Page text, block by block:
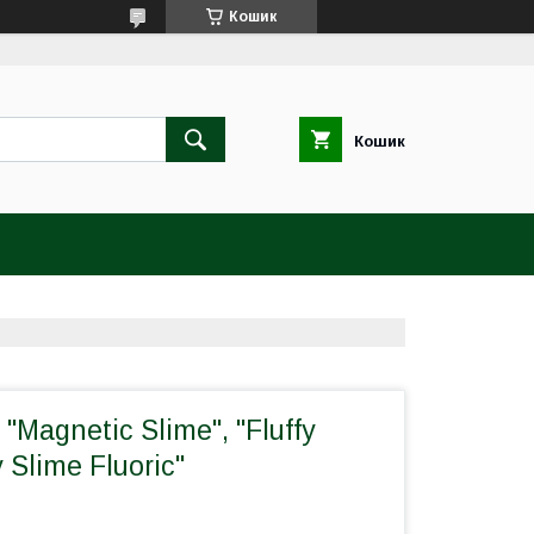
Кошик
Кошик
"Magnetic Slime", "Fluffy
Slime Fluoric"